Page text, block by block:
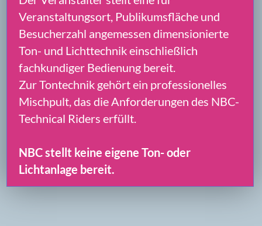
3. Technische Abstimmung
und Ablauf
Technische Abstimmung
Der technische Ansprechpartner
beziehungsweise der beauftragte
Veranstaltungstag direkten Kontakt mit NBC
auf.
Dabei werden insbesondere abgestimmt: